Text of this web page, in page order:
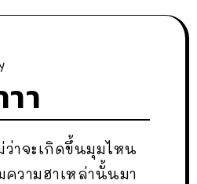
ร้านอาหารในนิวยอร์กประกาศปิดตัวลง หลังอยู่มานานกว่า 45 ปี ติดป้ายขอบคุณลูกค้าทุกคน แถมสูตรทำไวท์ซอสให้แบบจัดเต็ม
า
าจะเกิดขึ้นมุมไหน
วามฮาเหล่านั้นมา